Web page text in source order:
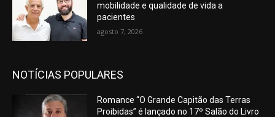
mobilidade e qualidade de vida a
pacientes
agosto 7, 2026
NOTÍCIAS POPULARES
Romance “O Grande Capitão das Terras
Proibidas” é lançado no 17º Salão do Livro